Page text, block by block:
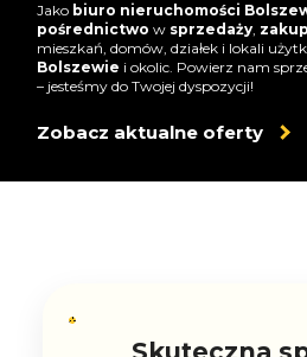
Jako biuro nieruchomości
pośrednictwo w sprzedaży,
mieszkań, domów, działek i lokali
Bolszewie i okolic. Powierz nam
– jesteśmy do Twojej dyspozycji!
Zobacz aktualne oferty